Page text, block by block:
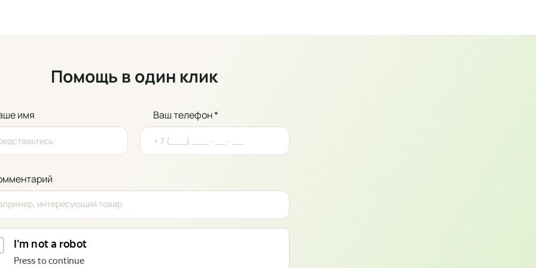
Помощь в один клик
имя Ваш телефон *